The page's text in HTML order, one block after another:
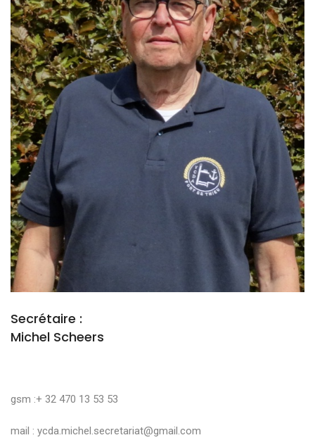
Secrétaire :
Michel Scheers
gsm :+ 32 470 13 53 53
mail : ycda.michel.secretariat@gmail.com